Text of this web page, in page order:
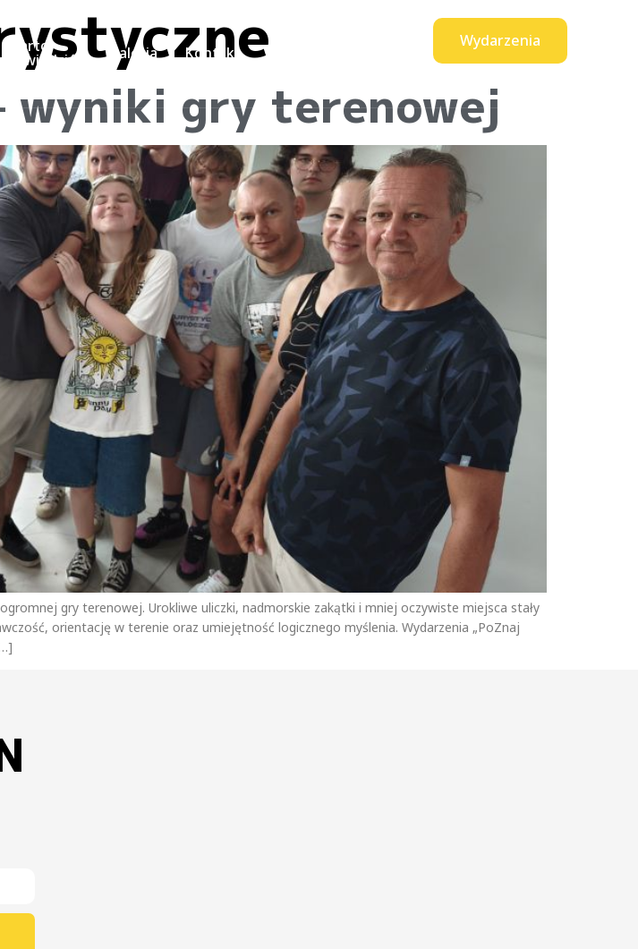
Warto
odwiedzić Galeria Kontakt
Wydarzenia
wyniki gry terenowej
gry terenowej. Urokliwe uliczki, nadmorskie zakątki i mniej oczywiste miejsca stały
orientację w terenie oraz umiejętność logicznego myślenia. Wydarzenia „PoZnaj